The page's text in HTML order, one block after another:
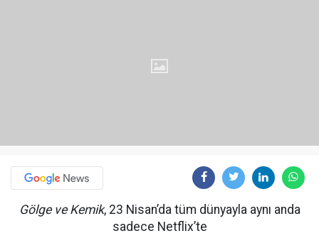
Gölge ve Kemik, 23 Nisan’da tüm dünyayla aynı anda
sadece Netflix’te